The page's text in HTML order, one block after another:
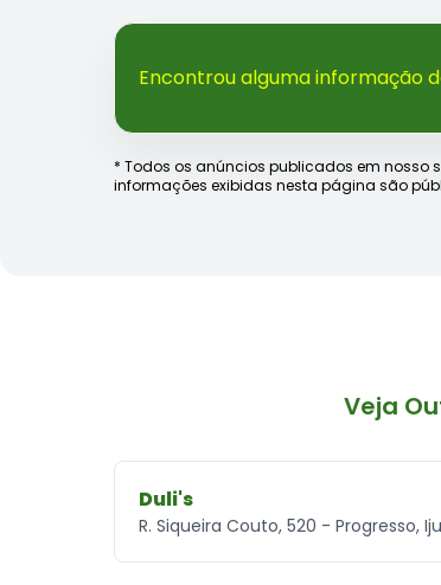
Encontrou alguma informação
* Todos os anúncios publicados em nosso
informações exibidas nesta página são
Veja
Duli's
R. Siqueira Couto, 520 - Progresso,